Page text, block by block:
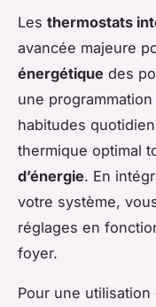
Les thermostats
avancée majeure
énergétique des
une
habitudes
thermique optimal
d’énergie. En
votre système,
réglages en
foyer.
Pour une